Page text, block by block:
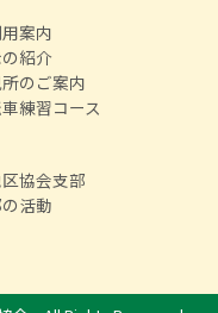
案内
紹介
のご案内
練習コース
協会支部
活動